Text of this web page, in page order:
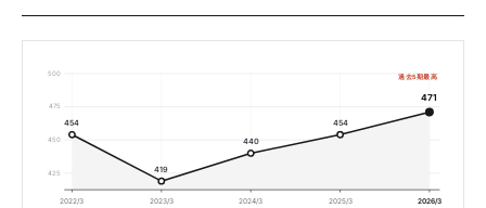
500
475
450
425
454
419
440
454
471
過去5期最高
2022/3 2023/3 2024/3 2025/3 2026/3